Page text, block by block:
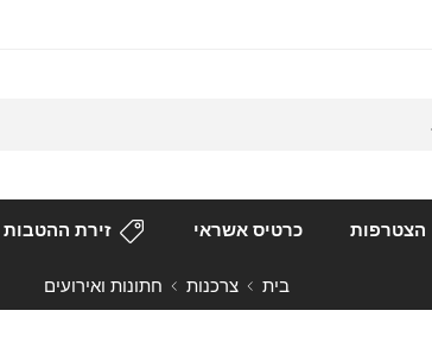
הצטרפות כרטיס אשראי זירת ההטבות
בית צרכנות חתונות ואירועים